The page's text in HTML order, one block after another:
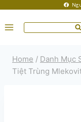
Home / Danh Mục
Tiệt Trùng